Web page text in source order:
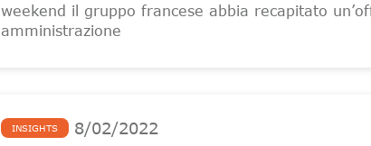
weekend il gruppo francese abbia recapitato
amministrazione
INSIGHTS 8/02/2022